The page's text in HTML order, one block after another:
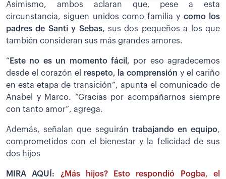
Asimismo, ambos aclaran que, pese a esta
circunstancia, siguen unidos como familia y como los
padres de Santi y Sebas, sus dos pequeños a los que
también consideran sus más grandes amores.
“ Este no es un momento fácil, por eso agradecemos
desde el corazón el respeto, la comprensión y el cariño
en esta etapa de transición”, apunta el comunicado de
Anabel y Marco. “Gracias por acompañarnos siempre
con tanto amor”, agrega.
Además, señalan que seguirán trabajando en equipo,
comprometidos con el bienestar y la felicidad de sus
dos hijos
MIRA AQUÍ: ¿Más hijos? Esto respondió Pogba, el